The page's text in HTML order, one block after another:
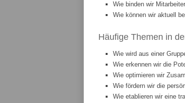
Wie binden wir
Wie können wir aktuell
Häufige Themen in
Wie wird aus einer
Wie erkennen wir die
Wie optimieren wir
Wie fördern wir die
Wie etablieren wir eine